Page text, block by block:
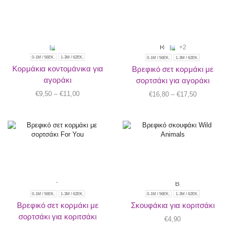
0-1M / 56ΕΚ. 1-3Μ / 62ΕΚ.
Kορμάκια κοντομάνικα για
αγοράκι
€9,50 – €11,00
+2
0-1M / 56ΕΚ. 1-3Μ / 62ΕΚ.
Βρεφικό σετ κορμάκι με
σορτσάκι για αγοράκι
€16,80 – €17,50
0-1M / 56ΕΚ. 1-3Μ / 62ΕΚ.
Βρεφικό σετ κορμάκι με
σορτσάκι για κοριτσάκι
0-1M / 56ΕΚ. 1-3Μ / 62ΕΚ.
Σκουφάκια για κοριτσάκι
€4,90